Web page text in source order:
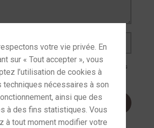
mon nom, mon e-mail et mon site dans
mon prochain commentaire.